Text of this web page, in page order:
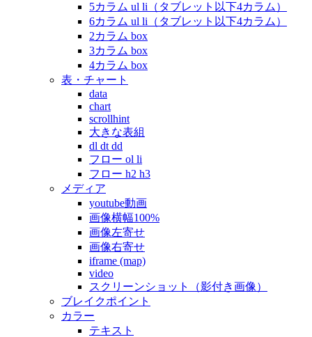
5カラム ul li（タブレット以下4カラム）
6カラム ul li（タブレット以下4カラム）
2カラム box
3カラム box
4カラム box
表・チャート
data
chart
scrollhint
大きな表組
dl dt dd
フロー ol li
フロー h2 h3
メディア
youtube動画
画像横幅100%
画像左寄せ
画像右寄せ
iframe (map)
video
スクリーンショット（影付き画像）
ブレイクポイント
カラー
テキスト